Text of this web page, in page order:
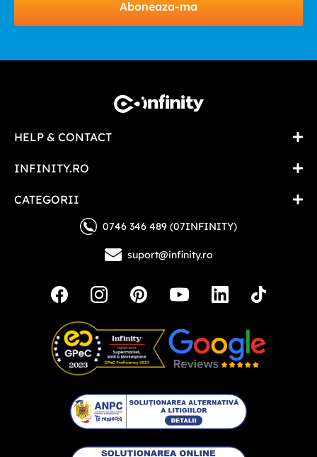
Aboneaza-ma
HELP & CONTACT
INFINITY.RO
CATEGORII
0746 346 489 (07INFINITY)
suport@infinity.ro